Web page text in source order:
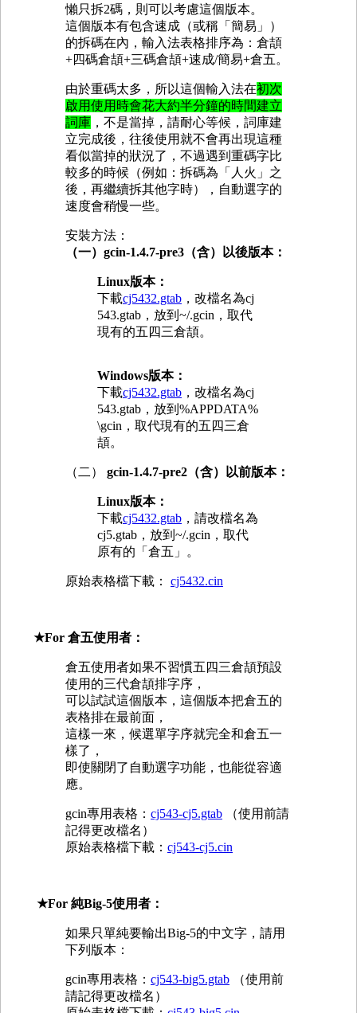
懶只拆2碼，則可以考慮這個版本。
這個版本有包含速成（或稱「簡易」）
的拆碼在內，輸入法表格排序為：倉頡
+四碼倉頡+三碼倉頡+速成/簡易+倉五。
由於重碼太多，所以這個輸入法在初次
啟用使用時會花大約半分鐘的時間建立
詞庫 ，不是當掉，請耐心等候，詞庫建
立完成後，往後使用就不會再出現這種
看似當掉的狀況了，不過遇到重碼字比
較多的時候（例如：拆碼為「人火」之
後，再繼續拆其他字時），自動選字的
速度會稍慢一些。
安裝方法：
（一）gcin-1.4.7-pre3（含）以後版本：
Linux版本：
下載cj5432.gtab ，改檔名為cj
543.gtab，放到~/.gcin，取代
現有的五四三倉頡。
Windows版本：
下載cj5432.gtab ，改檔名為cj
543.gtab，放到%APPDATA%
\gcin，取代現有的五四三倉
頡。
（二） gcin-1.4.7-pre2（含）以前版本：
Linux版本：
下載cj5432.gtab ，請改檔名為
cj5.gtab，放到~/.gcin，取代
原有的「倉五」。
原始表格檔下載： cj5432.cin
★For 倉五使用者：
倉五使用者如果不習慣五四三倉頡預設
使用的三代倉頡排字序，
可以試試這個版本，這個版本把倉五的
表格排在最前面，
這樣一來，候選單字序就完全和倉五一
樣了，
即使關閉了自動選字功能，也能從容適
應。
gcin專用表格： cj543-cj5.gtab （使用前請
記得更改檔名）
原始表格檔下載： cj543-cj5.cin
★For 純Big-5使用者：
如果只單純要輸出Big-5的中文字，請用
下列版本：
gcin專用表格： cj543-big5.gtab （使用前
請記得更改檔名）